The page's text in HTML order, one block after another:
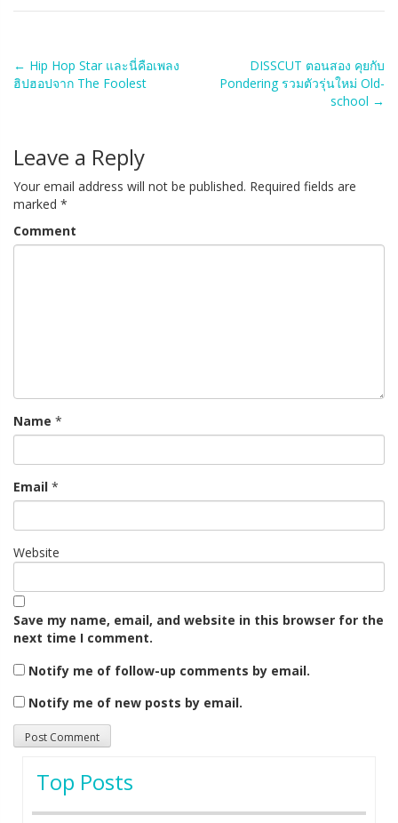
Post
← Hip Hop Star และนี่คือเพลง
ฮิปฮอปจาก The Foolest
DISSCUT ตอนสอง คุยกับ
Pondering รวมตัวรุ่นใหม่ Old-
school →
Leave a Reply
Your email address will not be published. Required fields are
marked *
Comment
Name *
Email *
Website
Save my name, email, and website in this browser for the
next time I comment.
Notify me of follow-up comments by email.
Notify me of new posts by email.
Top Posts